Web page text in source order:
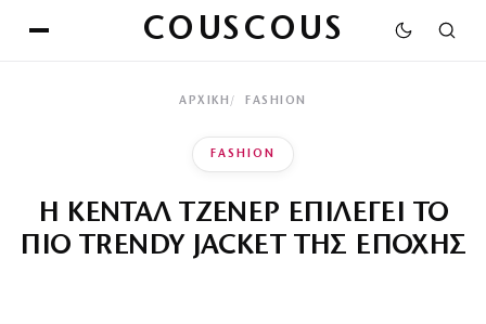
COUSCOUS
ΑΡΧΙΚΉ FASHION
FASHION
Η ΚΕΝΤΑΛ ΤΖΕΝΕΡ ΕΠΙΛΕΓΕΙ ΤΟ
ΠΙΟ TRENDY JACKET ΤΗΣ ΕΠΟΧΗΣ